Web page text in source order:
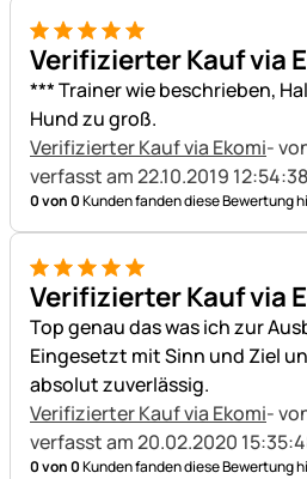
5 von 5
Verifizierter Kauf via
*** Trainer wie beschrieben,
Hund zu groß.
Verifizierter Kauf via Ekomi-
verfasst am 22.10.2019 12:54:38
0 von 0Kunden fanden diese Bewertung
5 von 5
Verifizierter Kauf via
Top genau das was ich zur
Eingesetzt mit Sinn und Ziel
absolut zuverlässig.
Verifizierter Kauf via Ekomi-
verfasst am 20.02.2020
0 von 0Kunden fanden diese Bewertung